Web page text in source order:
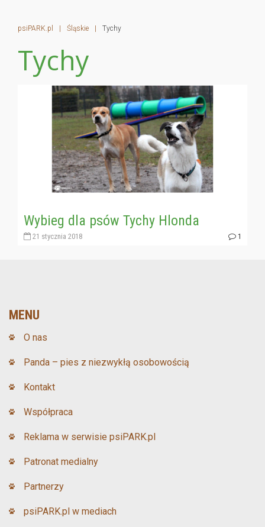
psiPARK.pl | Śląskie | Tychy
Tychy
Wybieg dla psów Tychy Hlonda
21 stycznia 2018 1
MENU
O nas
Panda – pies z niezwykłą osobowością
Kontakt
Współpraca
Reklama w serwisie psiPARK.pl
Patronat medialny
Partnerzy
psiPARK.pl w mediach